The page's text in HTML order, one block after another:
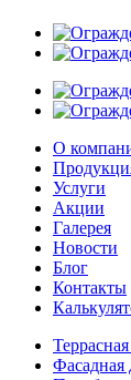
О
Услуги
Акции
Галерея
Новости
Блог
Контакты
Фасадная